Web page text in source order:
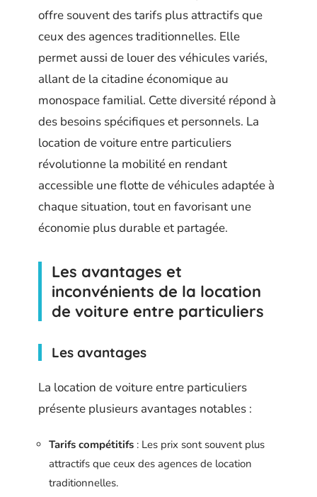
offre souvent des tarifs plus attractifs que
ceux des agences traditionnelles. Elle
permet aussi de louer des véhicules variés,
allant de la citadine économique au
monospace familial. Cette diversité répond à
des besoins spécifiques et personnels. La
location de voiture entre particuliers
révolutionne la mobilité en rendant
accessible une flotte de véhicules adaptée à
chaque situation, tout en favorisant une
économie plus durable et partagée.
Les avantages et
inconvénients de la location
de voiture entre particuliers
Les avantages
La location de voiture entre particuliers
présente plusieurs avantages notables :
Tarifs compétitifs : Les prix sont souvent plus
attractifs que ceux des agences de location
traditionnelles.